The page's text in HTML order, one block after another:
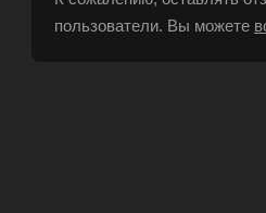
пользователи. Вы можете